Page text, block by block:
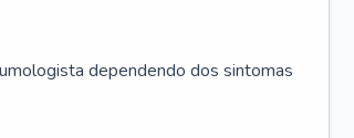
dependendo dos sintomas